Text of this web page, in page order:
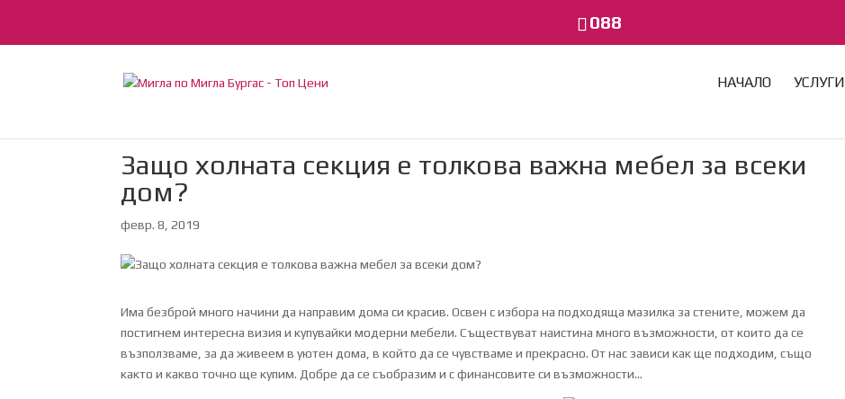
088
НАЧАЛО УСЛУГИ
Защо холната секция е толкова важна мебел за всеки
дом?
февр. 8, 2019
Има безброй много начини да направим дома си красив. Освен с избора на подходяща мазилка за стените, можем да
постигнем интересна визия и купувайки модерни мебели. Съществуват наистина много възможности, от които да се
възползваме, за да живеем в уютен дома, в който да се чувстваме и прекрасно. От нас зависи как ще подходим, също
както и какво точно ще купим. Добре да се съобразим и с финансовите си възможности…